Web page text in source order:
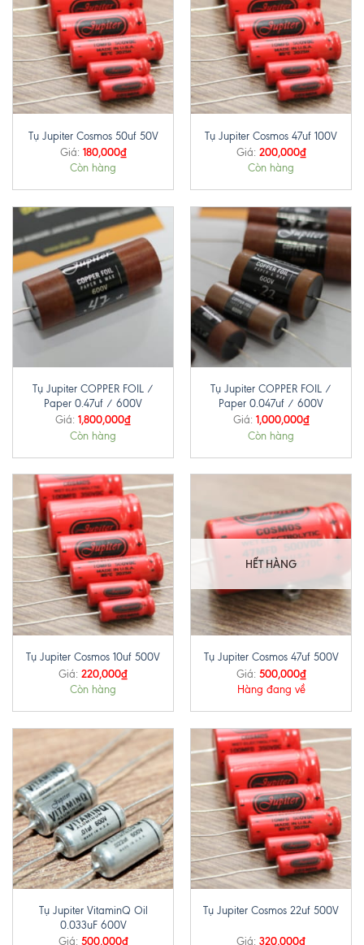
Tụ Jupiter Cosmos 50uf 50V
Giá: 180,000₫
Còn hàng
Tụ Jupiter Cosmos 47uf 100V
Giá: 200,000₫
Còn hàng
Tụ Jupiter COPPER FOIL /
Paper 0.47uf / 600V
Giá: 1,800,000₫
Còn hàng
Tụ Jupiter COPPER FOIL /
Paper 0.047uf / 600V
Giá: 1,000,000₫
Còn hàng
Tụ Jupiter Cosmos 10uf 500V
Giá: 220,000₫
Còn hàng
HẾT HÀNG
Tụ Jupiter Cosmos 47uf 500V
Giá: 500,000₫
Hàng đang về
Tụ Jupiter VitaminQ Oil
0.033uF 600V
Giá: 500,000₫
Tụ Jupiter Cosmos 22uf 500V
Giá: 320,000₫